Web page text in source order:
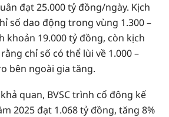
đạt 25.000 tỷ đồng/ngày. Kịch
số dao động trong vùng 1.300 –
khoản 19.000 tỷ đồng, còn kịch
chỉ số có thể lùi về 1.000 –
bên ngoài gia tăng.
quan, BVSC trình cổ đông kế
2025 đạt 1.068 tỷ đồng, tăng 8%